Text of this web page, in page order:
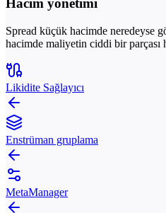
Hacim yönetimi
Spread küçük hacimde neredeyse
hacimde maliyetin ciddi bir parçası
Likidite Sağlayıcı
Enstrüman gruplama
MetaManager